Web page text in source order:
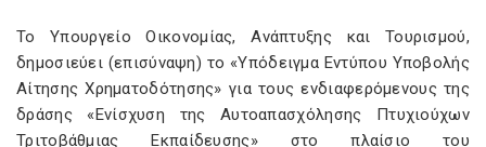
Το Υπουργείο Οικονομίας, Ανάπτυξης και Τουρισμού,
δημοσιεύει (επισύναψη) το «Υπόδειγμα Εντύπου Υποβολής
Αίτησης Χρηματοδότησης» για τους ενδιαφερόμενους της
δράσης «Ενίσχυση της Αυτοαπασχόλησης Πτυχιούχων
Τριτοβάθμιας Εκπαίδευσης» στο πλαίσιο του